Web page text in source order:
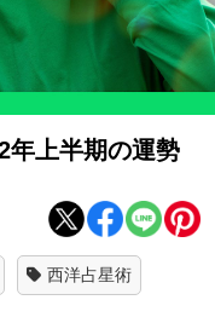
年上半期の運勢
西洋占星術